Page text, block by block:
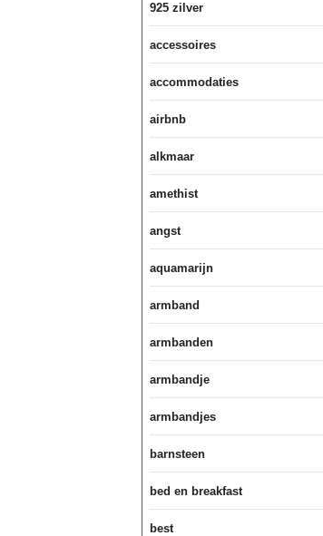
925 zilver
accessoires
accommodaties
airbnb
alkmaar
amethist
angst
aquamarijn
armband
armbanden
armbandje
armbandjes
barnsteen
bed en breakfast
best